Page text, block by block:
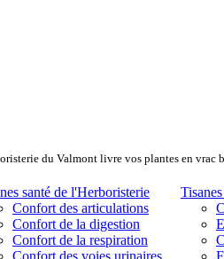
du Valmont livre vos plantes en
santé de l'Herboristerie
Confort des articulations
Confort de la digestion
Confort de la respiration